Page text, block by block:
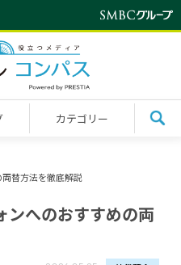
カテゴリー
両替方法を徹底解説
ンへのおすすめの両